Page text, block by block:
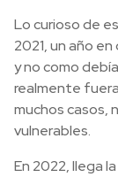
Lo curioso de
2021, un año
y no como
realmente
muchos casos,
vulnerables.
En 2022, llega